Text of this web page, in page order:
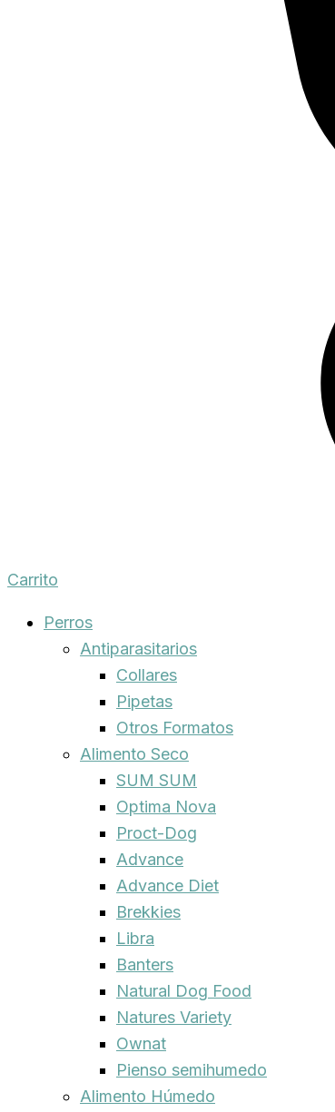
Carrito
Perros
Antiparasitarios
Collares
Pipetas
Otros Formatos
Alimento Seco
SUM SUM
Optima Nova
Proct-Dog
Advance
Advance Diet
Brekkies
Libra
Banters
Natural Dog Food
Natures Variety
Ownat
Pienso semihumedo
Alimento Húmedo